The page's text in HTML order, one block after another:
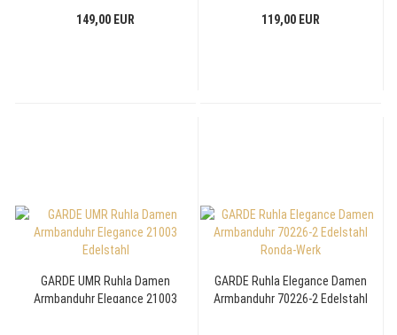
149,00 EUR
119,00 EUR
GARDE UMR Ruhla Damen
Armbanduhr Elegance 21003
GARDE Ruhla Elegance Damen
Armbanduhr 70226-2 Edelstahl